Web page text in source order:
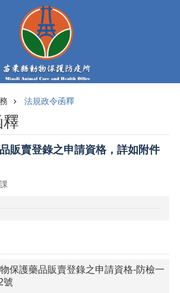
法規政令函釋
販賣登錄之申請資格，詳如附件
保護藥品販賣登錄之申請資格-防檢一
號